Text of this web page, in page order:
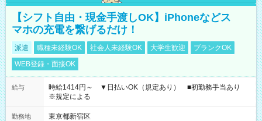
【シフト自由・現金手渡しOK】iPhoneなどス
マホの充電を繋げるだけ！
派遣 職種未経験OK 社会人未経験OK 大学生歓迎
ブランクOK
WEB登録・面接OK
給与
時給1414円～ ▼日払いOK（規定あり） ■初勤務手当あり
※規定による
勤務地
東京都新宿区